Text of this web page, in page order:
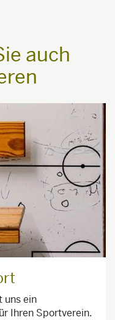
auch
uns ein
Ihren Sportverein.